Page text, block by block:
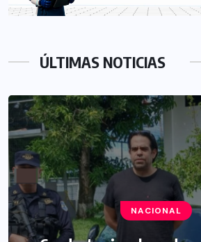
ÚLTIMAS NOTICIAS
NACIONAL